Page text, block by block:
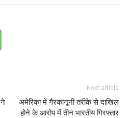
Next article
अमेरिका में गैरकानूनी तरीके से दाखिल
होने के आरोप में तीन भारतीय गिरफ्तार